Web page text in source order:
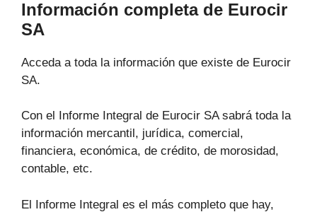
Información completa de Eurocir
SA
Acceda a toda la información que existe de Eurocir
SA.
Con el Informe Integral de Eurocir SA sabrá toda la
información mercantil, jurídica, comercial,
financiera, económica, de crédito, de morosidad,
contable, etc.
El Informe Integral es el más completo que hay,